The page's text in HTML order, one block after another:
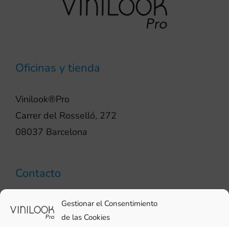
Gestionar el Consentimiento
de las Cookies
Oficinas y tienda
Vinilook®Pro
Carrer del Rosselló, 272
08037 Barcelona
Contacto
pro@vinilook.es